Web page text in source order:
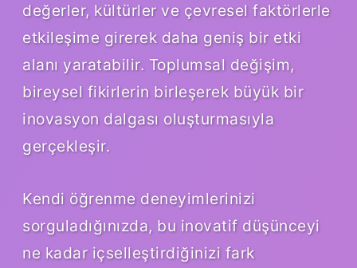
değerler, kültürler ve çevresel faktörlerle
etkileşime girerek daha geniş bir etki
alanı yaratabilir. Toplumsal değişim,
bireysel fikirlerin birleşerek büyük bir
inovasyon dalgası oluşturmasıyla
gerçekleşir.
Kendi öğrenme deneyimlerinizi
sorguladığınızda, bu inovatif düşünceyi
ne kadar içselleştirdiğinizi fark